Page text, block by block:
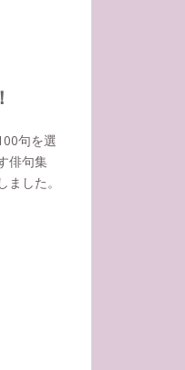
句を選
俳句集
した。